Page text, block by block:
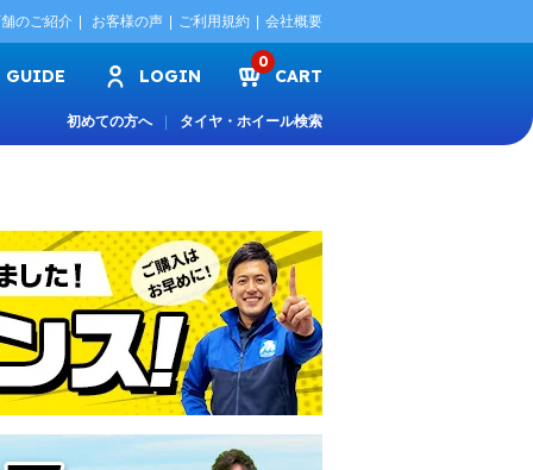
のご紹介 お客様の声 ご利用規約 会社概要
GUIDE LOGIN
0
CART
初めての方へ タイヤ・ホイール検索